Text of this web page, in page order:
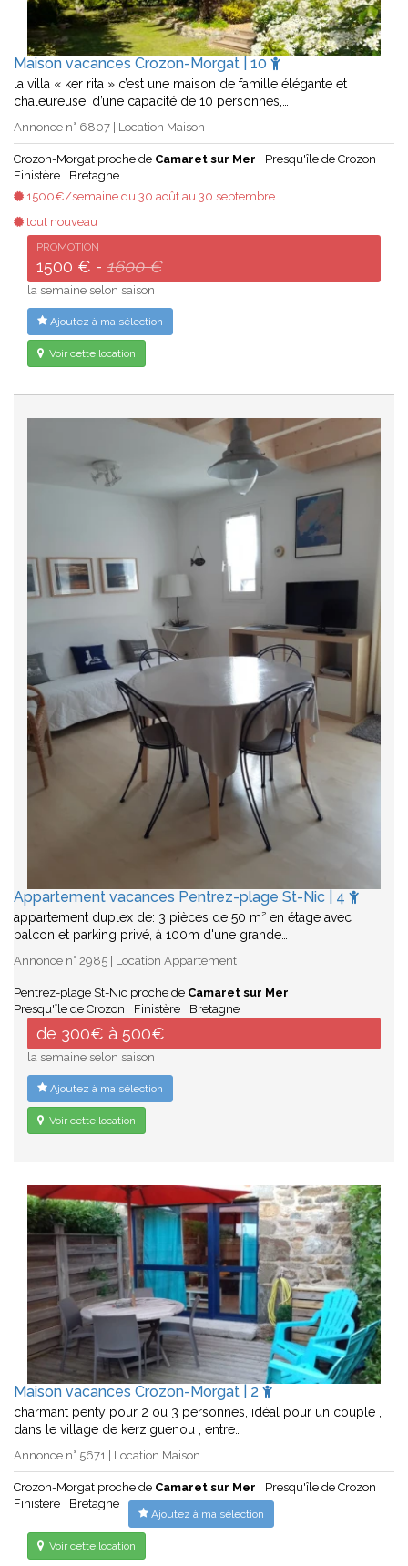
Maison vacances Crozon-Morgat | 10
la villa « ker rita » c’est une maison de famille élégante et
chaleureuse, d’une capacité de 10 personnes,…
Annonce n° 6807 | Location Maison
Crozon-Morgat proche de Camaret sur Mer
Presqu'île de Crozon
Finistère
Bretagne
1500€/semaine du 30 août au 30 septembre
tout nouveau
PROMOTION
1500 € - 1600 €
la semaine selon saison
Ajoutez à ma sélection
Voir cette location
Appartement vacances Pentrez-plage St-Nic | 4
appartement duplex de: 3 pièces de 50 m² en étage avec
balcon et parking privé, à 100m d'une grande…
Annonce n° 2985 | Location Appartement
Pentrez-plage St-Nic proche de Camaret sur Mer
Presqu'île de Crozon
Finistère Bretagne
de 300€ à 500€
la semaine selon saison
Ajoutez à ma sélection
Voir cette location
Maison vacances Crozon-Morgat | 2
charmant penty pour 2 ou 3 personnes, idéal pour un couple ,
dans le village de kerziguenou , entre…
Annonce n° 5671 | Location Maison
Crozon-Morgat proche de Camaret sur Mer
Presqu'île de Crozon
Finistère
Bretagne
Ajoutez à ma sélection
Voir cette location